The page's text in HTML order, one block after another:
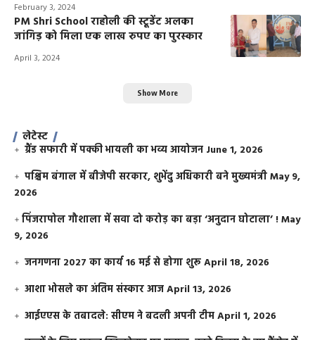
February 3, 2024
PM Shri School राहोली की स्टूडेंट अलका
जांगिड़ को मिला एक लाख रुपए का पुरस्कार
April 3, 2024
Show More
लेटेस्ट
ग्रैंड सफारी में पक्की भायली का भव्य आयोजन June 1, 2026
पश्चिम बंगाल में बीजेपी सरकार, शुभेंदु अधिकारी बने मुख्यमंत्रीMay 9,
2026
​पिंजरापोल गौशाला में सवा दो करोड़ का बड़ा ‘अनुदान घोटाला’ !May
9, 2026
जनगणना 2027 का कार्य 16 मई से होगा शुरूApril 18, 2026
आशा भोसले का अंतिम संस्कार आजApril 13, 2026
आईएएस के तबादले: सीएम ने बदली अपनी टीमApril 1, 2026